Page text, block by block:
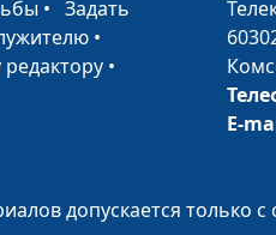
23 февраля:
защитника
влюбленности
•Задать
•
•
E-
допускается только с